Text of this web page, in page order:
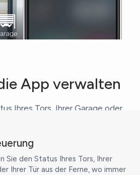
App verwalten
Ihres Tors, Ihrer Garage oder
Ihrer Tür/Ihrem Tor verbunden
Symbol neben dem Namen
Sie den Status Ihres Tors, Ihrer
Ihrer Tür aus der Ferne, wo immer